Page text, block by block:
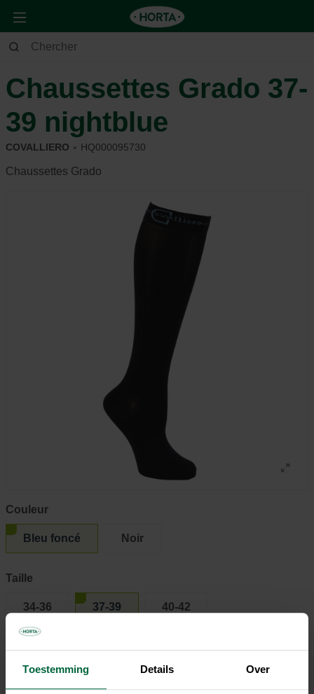
Toestemming Details Over
Animaux Cheval
Chaussettes Grado 37-
39 nightblue
COVALLIERO HQ000095730
Chaussettes Grado
Couleur
Bleu foncé Noir
Taille
34-36 37-39 40-42
6,70 €